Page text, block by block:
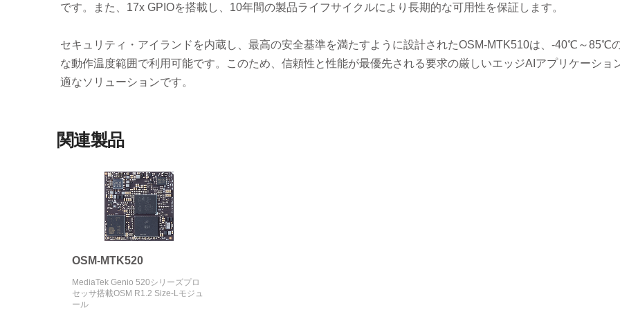
です。また、17x GPIOを搭載し、10年間の製品ライフサイクルにより長期的な可用性を保証します。
セキュリティ・アイランドを内蔵し、最高の安全基準を満たすように設計されたOSM-MTK510は、-40℃～85℃
な動作温度範囲で利用可能です。このため、信頼性と性能が最優先される要求の厳しいエッジAIアプリケーショ
適なソリューションです。
関連製品
OSM-MTK520
MediaTek Genio 520シリーズプロ
セッサ搭載OSM R1.2 Size-Lモジュ
ール